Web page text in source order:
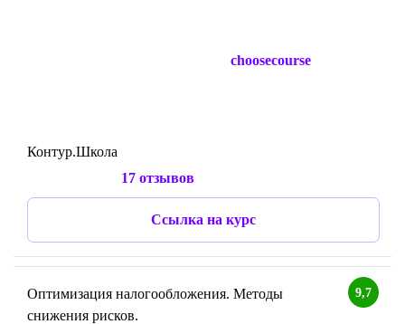
choosecourse
Контур.Школа
17 отзывов
Ссылка на курс
9,7
Оптимизация налогообложения. Методы
снижения рисков.